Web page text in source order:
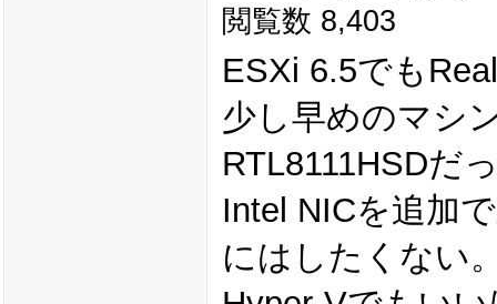
閲覧数 8,403
ESXi 6.5でも
少し早めのマシ
RTL8111HSDだ
Intel NICを追加
にはしたくない